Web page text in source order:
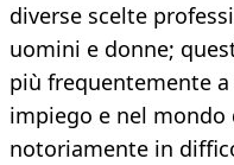
diverse scelte
uomini e donne;
più frequentemente
impiego e nel mondo
notoriamente in